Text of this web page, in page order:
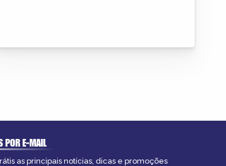
POR E-MAIL
as principais notícias, dicas e promoções